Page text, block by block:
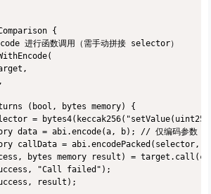
{
进行函数调用（需手动拼接 selector）
(bool, bytes memory) {
=
data = abi.encode(a, b); // 仅编码参数
callData = abi.encodePacked(selector,
bytes memory result) =
"Call failed");
result);